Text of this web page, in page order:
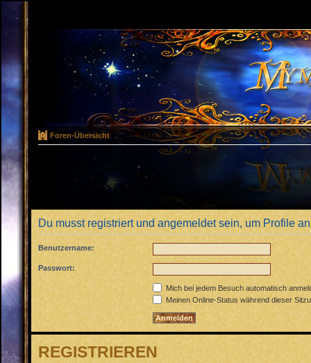
Foren-Übersicht
Du musst registriert und angemeldet sein, um Profile
Benutzername:
Passwort:
Mich bei jedem Besuch automatisch
Meinen Online-Status während dieser
REGISTRIEREN